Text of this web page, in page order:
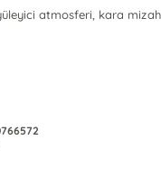
atmosferi, kara